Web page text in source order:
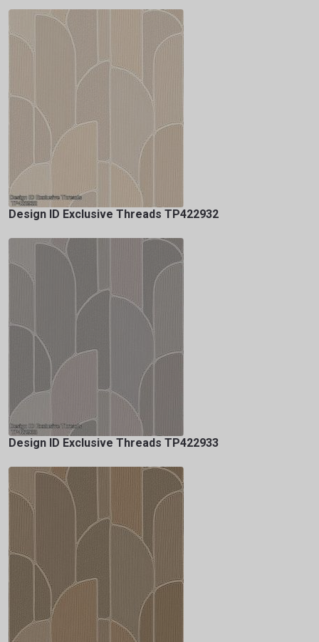
Design ID Exclusive Threads TP422932
Design ID Exclusive Threads TP422933